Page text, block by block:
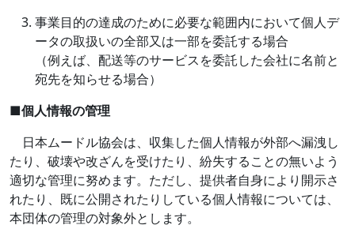
事業目的の達成のために必要な範囲内において個人デ
ータの取扱いの全部又は一部を委託する場合
（例えば、配送等のサービスを委託した会社に名前と
宛先を知らせる場合）
■個人情報の管理
日本ムードル協会は、収集した個人情報が外部へ漏洩し
たり、破壊や改ざんを受けたり、紛失することの無いよう
適切な管理に努めます。ただし、提供者自身により開示さ
れたり、既に公開されたりしている個人情報については、
本団体の管理の対象外とします。